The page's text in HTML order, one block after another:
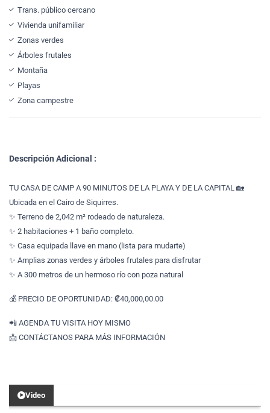
Trans. público cercano
Vivienda unifamiliar
Zonas verdes
Árboles frutales
Montaña
Playas
Zona campestre
Descripción Adicional :
TU CASA DE CAMP A 90 MINUTOS DE LA PLAYA Y DE LA CAPITAL 🏡
Ubicada en el Cairo de Siquirres.
✨ Terreno de 2,042 m² rodeado de naturaleza.
✨ 2 habitaciones + 1 baño completo.
✨ Casa equipada llave en mano (lista para mudarte)
✨ Amplias zonas verdes y árboles frutales para disfrutar
✨ A 300 metros de un hermoso río con poza natural
💰 PRECIO DE OPORTUNIDAD: ₡40,000,00.00
📲 AGENDA TU VISITA HOY MISMO
📩 CONTÁCTANOS PARA MÁS INFORMACIÓN
Video